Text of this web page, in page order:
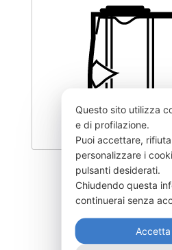
430,00
Questo sito utilizza
e di profilazione.
Puoi accettare,
personalizzare i
pulsanti desiderati.
Chiudendo questa
continuerai senza
Accetta